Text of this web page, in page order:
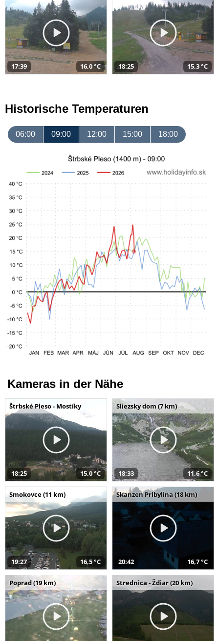
17:39 16,0 °C 18:25 15,3 °C
Historische Temperaturen
06:00 09:00 12:00 15:00 18:00
Kameras in der Nähe
Štrbské Pleso - Mostíky
18:25 15,0 °C
Sliezsky dom (7 km)
18:33 11,6 °C
Smokovce (11 km)
19:27 16,5 °C
Skanzen Pribylina (18 km)
20:42 16,7 °C
Poprad (19 km) Strednica - Ždiar (20 km)